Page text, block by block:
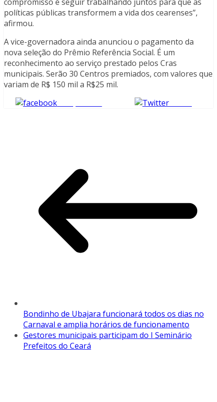
políticas públicas transformem a vida dos cearenses”,
afirmou.
A vice-governadora ainda anunciou o pagamento da
nova seleção do Prêmio Referência Social. É um
reconhecimento ao serviço prestado pelos Cras
municipais. Serão 30 Centros premiados, com valores que
variam de R$ 150 mil a R$25 mil.
Compartilhe
Bondinho de Ubajara funcionará todos os dias no
Carnaval e amplia horários de funcionamento
Gestores municipais participam do I Seminário
Prefeitos do Ceará